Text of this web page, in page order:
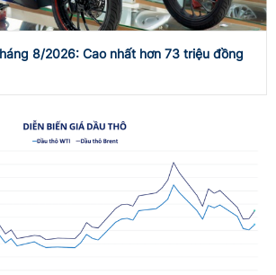
8/2026: Cao nhất hơn 73 triệu đồng